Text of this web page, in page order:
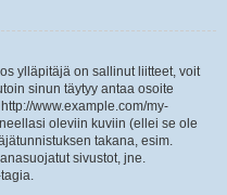
ylläpitäjä on sallinut liitteet, voit
sinun täytyy antaa osoite
www.example.com/my-
oleviin kuviin (ellei se ole
takana, esim.
sivustot, jne.